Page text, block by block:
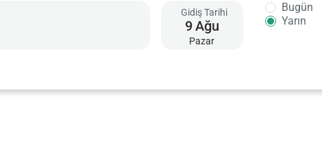
Gidiş Tarihi
9Ağu
Pazar
Bugün
Yarın